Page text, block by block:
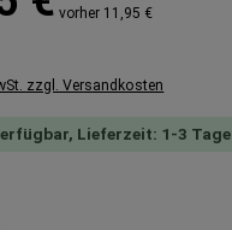
vorher 11,95 €
zzgl. Versandkosten
Lieferzeit: 1-3 Tage